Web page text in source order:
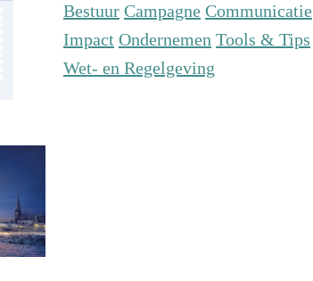
Bestuur Campagne Communicatie
Impact Ondernemen Tools & Tips
Wet- en Regelgeving